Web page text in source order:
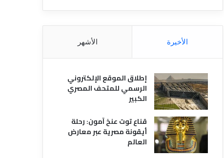
م
ص
ر
ي
الأخيرة الأشهر
إطلاق الموقع الإلكتروني
الرسمي للمتحف المصري
الكبير
قناع توت عنخ آمون: رحلة
أيقونة مصرية عبر معارض
العالم